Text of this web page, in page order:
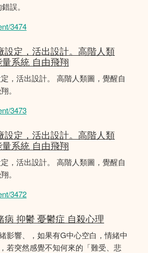
誤。
3474
設定，活出設計。高階人類
系統 自由飛翔
，活出設計。 高階人類圖，覺醒自
。
3473
設定，活出設計。高階人類
系統 自由飛翔
，活出設計。 高階人類圖，覺醒自
。
3472
病 抑鬱 憂鬱症 自殺心理
影響、，如果有G中心空白，情緒中
若突然感覺不知何來的「難受、悲